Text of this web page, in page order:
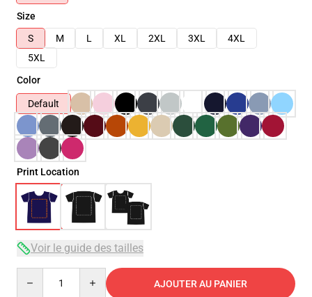
Size
S
M L XL 2XL 3XL
4XL
5XL
Color
Default
Print Location
Voir le guide des tailles
AJOUTER AU PANIER